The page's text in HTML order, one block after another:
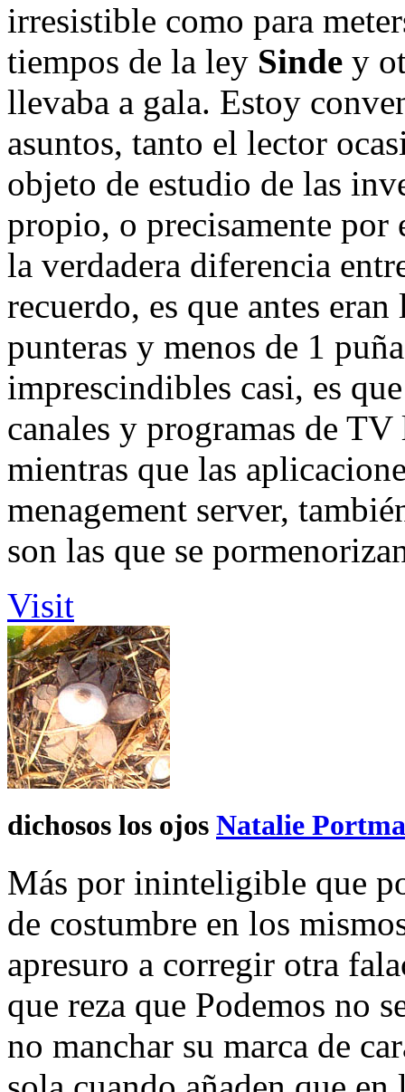
irresistible como para
tiempos de la ley Sinde y
llevaba a gala. Estoy
asuntos, tanto el lector
objeto de estudio de las
propio, o precisamente por
la verdadera diferencia
recuerdo, es que antes
punteras y menos de 1
imprescindibles casi, es
canales y programas de
mientras que las
menagement server,
son las que se
Visit
dichosos los ojos Natalie
Más por ininteligible que
de costumbre en los
apresuro a corregir otra
que reza que Podemos no
no manchar su marca de